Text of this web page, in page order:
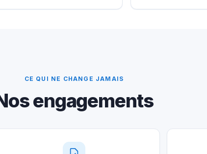
CE QUI NE CHANGE JAMAIS
engagements